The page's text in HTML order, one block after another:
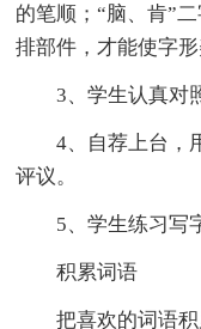
的笔顺；“脑、肯”
排部件，才能使字形
3、学生认真对
4、自荐上台，
评议。
5、学生练习写
积累词语
把喜欢的词语